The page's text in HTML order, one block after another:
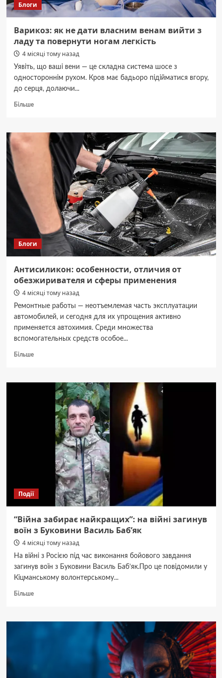
Блоги
Варикоз: як не дати власним венам вийти з
ладу та повернути ногам легкість
4 місяці тому назад
Уявіть, що ваші вени — це складна система шосе з
одностороннім рухом. Кров має бадьоро підійматися вгору,
до серця, долаючи...
БільшеДокладніше
як
власним
повернути
ногам
легкість
Блоги
Антисиликон: особенности, отличия от
обезжиривателя и сферы применения
4 місяці тому назад
Ремонтные работы — неотъемлемая часть эксплуатации
автомобилей, и сегодня для их упрощения активно
применяется автохимия. Среди множества
вспомогательных средств особое...
БільшеДокладніше
особенности,
обезжиривателя
применения
Події
“Війна забирає найкращих”: на війні загинув
воїн з Буковини Василь Баб’як
4 місяці тому назад
На війні з Росією під час виконання бойового завдання
загинув воїн з Буковини Василь Баб’як.Про це повідомили у
Кіцманському волонтерському...
БільшеДокладніше
забирає